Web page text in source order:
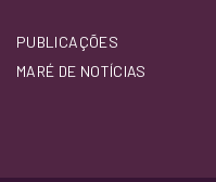
PUBLICAÇÕES
MARÉ DE NOTÍCIAS